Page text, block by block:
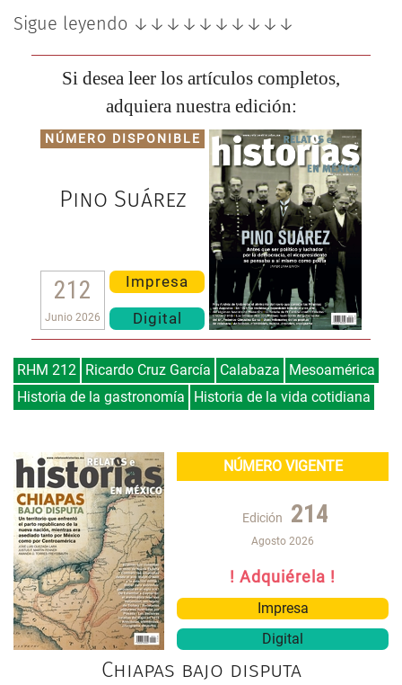
Sigue leyendo ↓↓↓↓↓↓↓↓↓↓
Si desea leer los artículos completos,
adquiera nuestra edición:
NÚMERO DISPONIBLE
Pino Suárez
212
Junio 2026
Impresa
Digital
RHM 212 Ricardo Cruz García Calabaza
Mesoamérica
Historia de la gastronomía
Historia de la vida cotidiana
NÚMERO VIGENTE
Edición 214
Agosto 2026
! Adquiérela !
Impresa
Digital
Chiapas bajo disputa